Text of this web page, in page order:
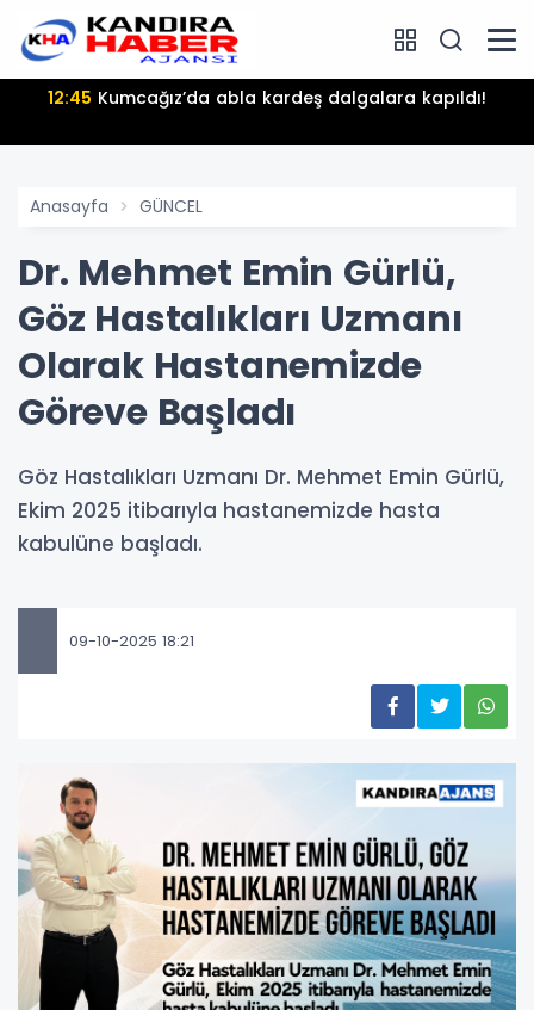
12:45 Kumcağız’da abla kardeş dalgalara kapıldı!
Anasayfa GÜNCEL
Dr. Mehmet Emin Gürlü,
Göz Hastalıkları Uzmanı
Olarak Hastanemizde
Göreve Başladı
Göz Hastalıkları Uzmanı Dr. Mehmet Emin Gürlü,
Ekim 2025 itibarıyla hastanemizde hasta
kabulüne başladı.
09-10-2025 18:21